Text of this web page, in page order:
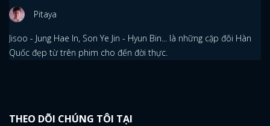
Pitaya
Jisoo - Jung Hae In, Son Ye Jin - Hyun Bin... là những cặp đôi Hàn
Quốc đẹp từ trên phim cho đến đời thực.
THEO DÕI CHÚNG TÔI TẠI